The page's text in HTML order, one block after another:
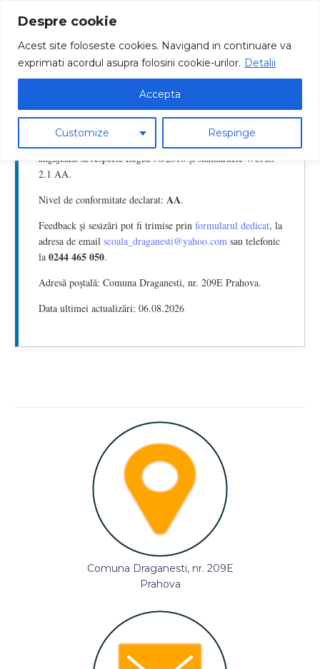
Despre cookie
Acest site foloseste cookies. Navigand in continuare va
exprimati acordul asupra folosirii cookie-urilor. Detalii
Customize Respinge
Accepta
Declarație de accesibilitate
Scoala Gimnaziala Comuna Draganesti
angajează să respecte Legea 90/2018 și standardele WCAG
2.1 AA.
Nivel de conformitate declarat: AA.
Feedback și sesizări pot fi trimise prin formularul dedicat, la
adresa de email scoala_draganesti@yahoo.com sau telefonic
la 0244 465 050.
Adresă poștală: Comuna Draganesti, nr. 209E Prahova.
Data ultimei actualizări: 06.08.2026
Comuna Draganesti, nr. 209E
Prahova